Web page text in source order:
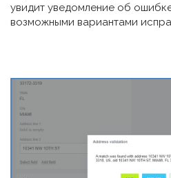
увидит уведомление об
возможными вариантами